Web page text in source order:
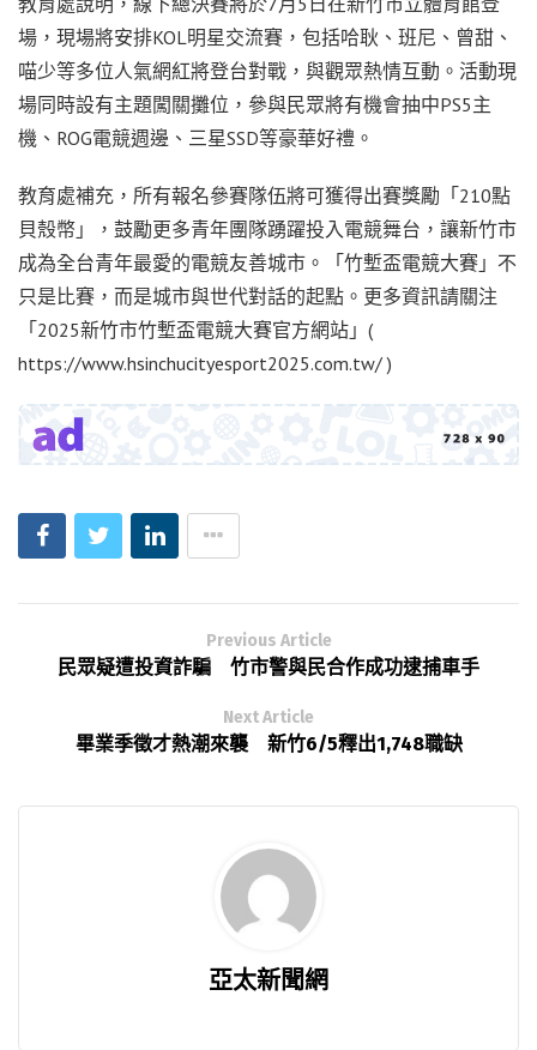
場，現場將安排KOL明星交流賽，包括哈耿、班尼、曾甜、
喵少等多位人氣網紅將登台對戰，與觀眾熱情互動。活動現
場同時設有主題闖關攤位，參與民眾將有機會抽中PS5主
機、ROG電競週邊、三星SSD等豪華好禮。
教育處補充，所有報名參賽隊伍將可獲得出賽獎勵「210點
貝殼幣」，鼓勵更多青年團隊踴躍投入電競舞台，讓新竹市
成為全台青年最愛的電競友善城市。「竹塹盃電競大賽」不
只是比賽，而是城市與世代對話的起點。更多資訊請關注
「2025新竹市竹塹盃電競大賽官方網站」(
https://www.hsinchucityesport2025.com.tw/ )
Previous Article
民眾疑遭投資詐騙 竹市警與民合作成功逮捕車手
Next Article
畢業季徵才熱潮來襲 新竹6/5釋出1,748職缺
亞太新聞網